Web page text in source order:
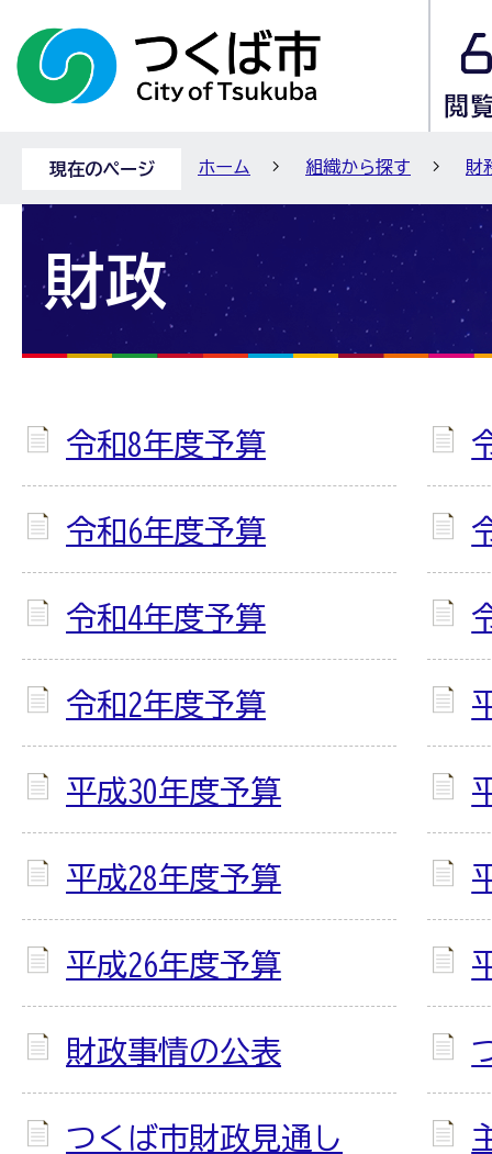
現在のページ ホーム 組織から探す 財
財政
令和8年度予算
令和6年度予算
令和4年度予算
令和2年度予算
平成30年度予算
平成28年度予算
平成26年度予算
財政事情の公表
つくば市財政見通し